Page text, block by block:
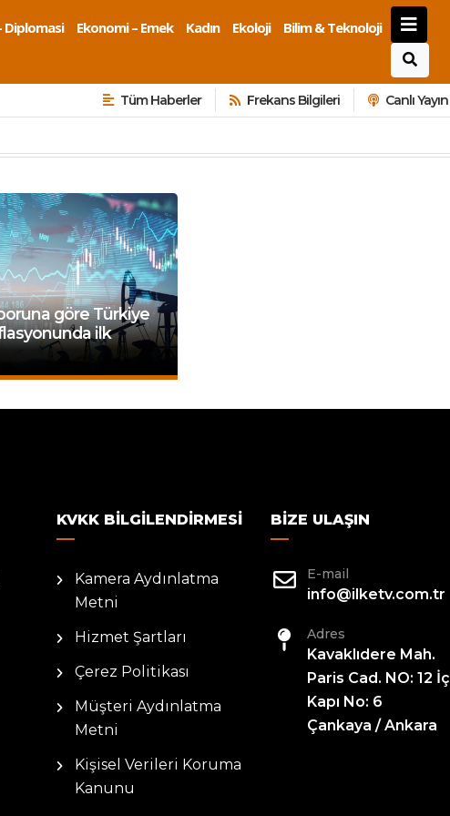
Diplomasi Ekonomi – Emek Kadın Ekoloji
Bilim & Teknoloji
Tüm Haberler Frekans Bilgileri Canlı Yayın
göre Türkiye
ilk
KVKK BILGILENDIRMESI
Kamera Aydınlatma
Metni
Hizmet Şartları
Çerez Politikası
Müşteri Aydınlatma
Metni
Kişisel Verileri Koruma
Kanunu
BIZE ULAŞIN
E-mail
info@ilketv.com.tr
Adres
Kavaklıdere Mah.
Paris Cad. NO: 12 İç
Kapı No: 6
Çankaya / Ankara